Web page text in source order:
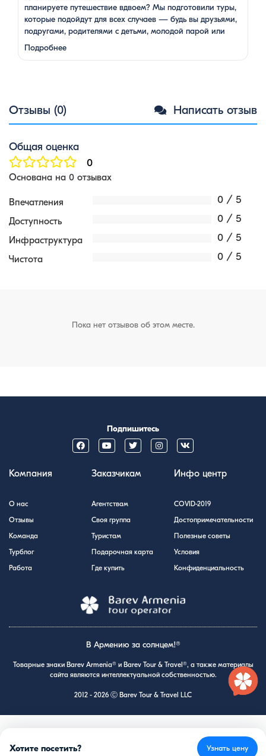
Хотите посетить? Узнать цену
планируете путешествие вдвоем? Мы подготовили туры,
которые подойдут для всех случаев — будь вы друзьями,
подругами, родителями с детьми, молодой парой или
супругами в возрасте. Какой тур выбрать для
путешествия вдвоем? 1. …
Подробнее
Отзывы (0) Написать отзыв
Общая оценка
0
Основана на 0 отзывах
Впечатления 0 / 5
Доступность 0 / 5
Инфраструктура 0 / 5
Чистота 0 / 5
Пока нет отзывов об этом месте.
Подпишитесь
Компания
О нас
Отзывы
Команда
Турблог
Работа
Заказчикам
Агентствам
Своя группа
Туристам
Подарочная карта
Где купить
Инфо центр
COVID-2019
Достопримечательности
Полезные советы
Условия
Конфиденциальность
В Армению за солнцем!®
Товарные знаки Barev Armenia® и Barev Tour & Travel®, а также материалы
сайта являются интеллектуальной собственностью.
2012 - 2026 Ⓒ Barev Tour & Travel LLC